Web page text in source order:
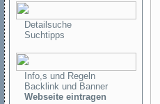
Detailsuche
Suchtipps
Info,s und Regeln
Backlink und Banner
Webseite eintragen